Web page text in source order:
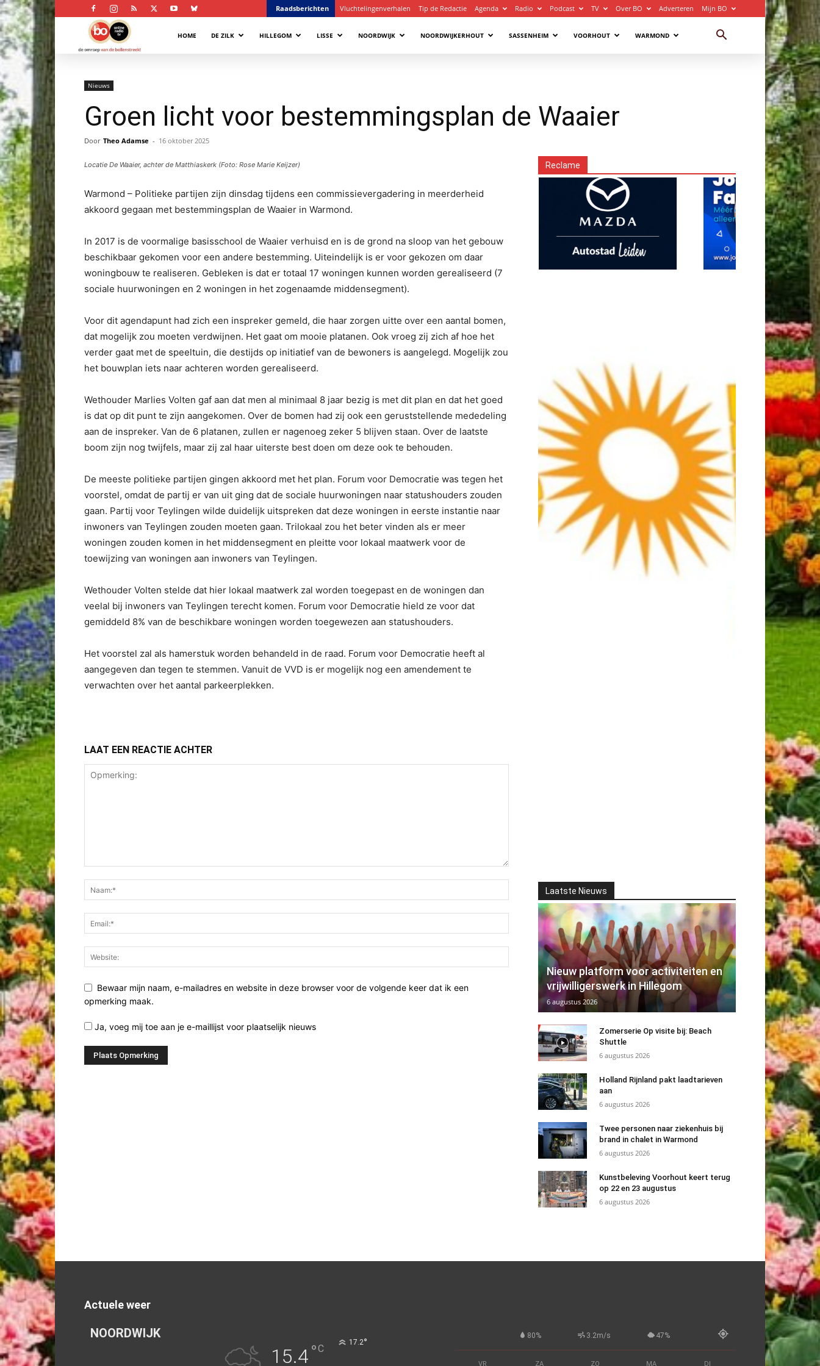
Raadsberichten Vluchtelingenverhalen Tip de Redactie Agenda Radio Podcast TV Over BO Adverteren Mijn BO
Bollenstreek
HOME DE ZILK HILLEGOM LISSE NOORDWIJK NOORDWIJKERHOUT SASSENHEIM VOORHOUT WARMOND
Nieuws
Groen licht voor bestemmingsplan de Waaier
Door Theo Adamse - 16 oktober 2025
Locatie De Waaier, achter de Matthiaskerk (Foto: Rose Marie Keijzer)
Warmond – Politieke partijen zijn dinsdag tijdens een commissievergadering in meerderheid
akkoord gegaan met bestemmingsplan de Waaier in Warmond.
In 2017 is de voormalige basisschool de Waaier verhuisd en is de grond na sloop van het gebouw
beschikbaar gekomen voor een andere bestemming. Uiteindelijk is er voor gekozen om daar
woningbouw te realiseren. Gebleken is dat er totaal 17 woningen kunnen worden gerealiseerd (7
sociale huurwoningen en 2 woningen in het zogenaamde middensegment).
Voor dit agendapunt had zich een inspreker gemeld, die haar zorgen uitte over een aantal bomen,
dat mogelijk zou moeten verdwijnen. Het gaat om mooie platanen. Ook vroeg zij zich af hoe het
verder gaat met de speeltuin, die destijds op initiatief van de bewoners is aangelegd. Mogelijk zou
het bouwplan iets naar achteren worden gerealiseerd.
Wethouder Marlies Volten gaf aan dat men al minimaal 8 jaar bezig is met dit plan en dat het goed
is dat op dit punt te zijn aangekomen. Over de bomen had zij ook een geruststellende mededeling
aan de inspreker. Van de 6 platanen, zullen er nagenoeg zeker 5 blijven staan. Over de laatste
boom zijn nog twijfels, maar zij zal haar uiterste best doen om deze ook te behouden.
De meeste politieke partijen gingen akkoord met het plan. Forum voor Democratie was tegen het
voorstel, omdat de partij er van uit ging dat de sociale huurwoningen naar statushouders zouden
gaan. Partij voor Teylingen wilde duidelijk uitspreken dat deze woningen in eerste instantie naar
inwoners van Teylingen zouden moeten gaan. Trilokaal zou het beter vinden als er meer
woningen zouden komen in het middensegment en pleitte voor lokaal maatwerk voor de
toewijzing van woningen aan inwoners van Teylingen.
Wethouder Volten stelde dat hier lokaal maatwerk zal worden toegepast en de woningen dan
veelal bij inwoners van Teylingen terecht komen. Forum voor Democratie hield ze voor dat
gemiddeld 8% van de beschikbare woningen worden toegewezen aan statushouders.
Het voorstel zal als hamerstuk worden behandeld in de raad. Forum voor Democratie heeft al
aangegeven dan tegen te stemmen. Vanuit de VVD is er mogelijk nog een amendement te
verwachten over het aantal parkeerplekken.
LAAT EEN REACTIE ACHTER
Bewaar mijn naam, e-mailadres en website in deze browser voor de volgende keer dat ik een
opmerking maak.
Ja, voeg mij toe aan je e-maillijst voor plaatselijk nieuws
Reclame
Laatste Nieuws
Nieuw platform voor activiteiten en
vrijwilligerswerk in Hillegom
6 augustus 2026
Zomerserie Op visite bij: Beach
Shuttle
6 augustus 2026
Holland Rijnland pakt laadtarieven
aan
6 augustus 2026
Twee personen naar ziekenhuis bij
brand in chalet in Warmond
6 augustus 2026
Kunstbeleving Voorhout keert terug
op 22 en 23 augustus
6 augustus 2026
Actuele weer
NOORDWIJK
15.4°C
17.2°
80% 3.2m/s 47%
VR ZA ZO MA DI